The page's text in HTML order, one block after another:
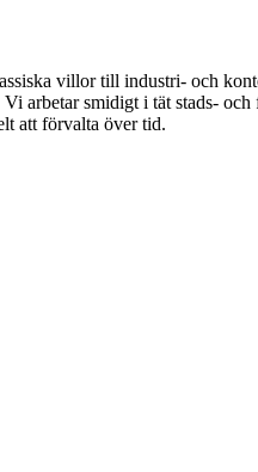
villor till industri- och
arbetar smidigt i tät stads-
att förvalta över tid.